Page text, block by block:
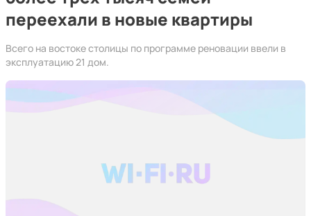
переехали в новые квартиры
Всего на востоке столицы по программе реновации ввели в
эксплуатацию 21 дом.